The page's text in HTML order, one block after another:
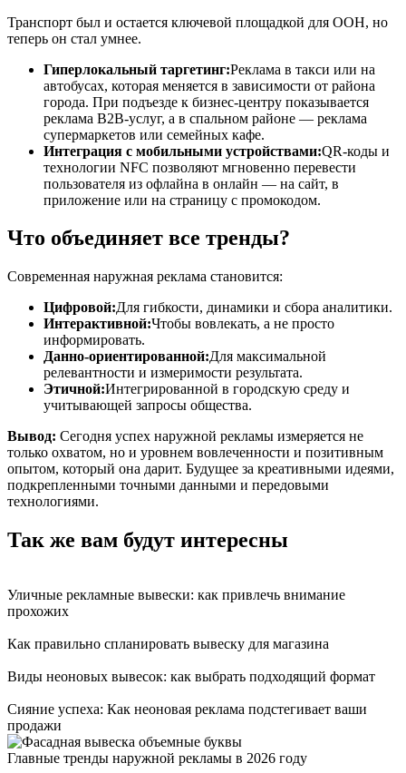
Транспорт был и остается ключевой площадкой для OOH, но
теперь он стал умнее.
Гиперлокальный таргетинг:Реклама в такси или на
автобусах, которая меняется в зависимости от района
города. При подъезде к бизнес-центру показывается
реклама B2B-услуг, а в спальном районе — реклама
супермаркетов или семейных кафе.
Интеграция с мобильными устройствами:QR-коды и
технологии NFC позволяют мгновенно перевести
пользователя из офлайна в онлайн — на сайт, в
приложение или на страницу с промокодом.
Что объединяет все тренды?
Современная наружная реклама становится:
Цифровой:Для гибкости, динамики и сбора аналитики.
Интерактивной:Чтобы вовлекать, а не просто
информировать.
Данно-ориентированной:Для максимальной
релевантности и измеримости результата.
Этичной:Интегрированной в городскую среду и
учитывающей запросы общества.
Вывод: Сегодня успех наружной рекламы измеряется не
только охватом, но и уровнем вовлеченности и позитивным
опытом, который она дарит. Будущее за креативными идеями,
подкрепленными точными данными и передовыми
технологиями.
Так же вам будут интересны
Уличные рекламные вывески: как привлечь внимание
прохожих
Как правильно спланировать вывеску для магазина
Виды неоновых вывесок: как выбрать подходящий формат
Сияние успеха: Как неоновая реклама подстегивает ваши
продажи
Главные тренды наружной рекламы в 2026 году